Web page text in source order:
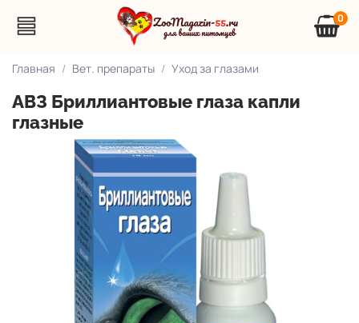
0
Главная Вет. препараты Уход за глазами
АВЗ Бриллиантовые глаза капли
глазные